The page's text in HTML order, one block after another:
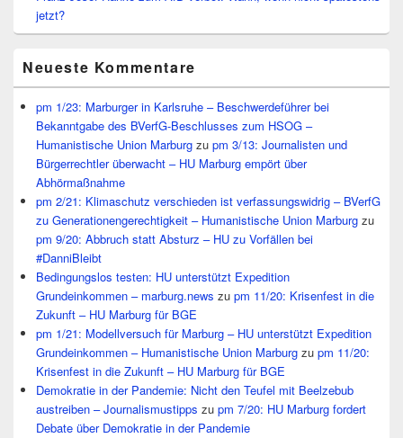
jetzt?
Neueste Kommentare
pm 1/23: Marburger in Karlsruhe – Beschwerdeführer bei
Bekanntgabe des BVerfG-Beschlusses zum HSOG –
Humanistische Union Marburg zu pm 3/13: Journalisten und
Bürgerrechtler überwacht – HU Marburg empört über
Abhörmaßnahme
pm 2/21: Klimaschutz verschieden ist verfassungswidrig – BVerfG
zu Generationengerechtigkeit – Humanistische Union Marburg zu
pm 9/20: Abbruch statt Absturz – HU zu Vorfällen bei
#DanniBleibt
Bedingungslos testen: HU unterstützt Expedition
Grundeinkommen – marburg.news zu pm 11/20: Krisenfest in die
Zukunft – HU Marburg für BGE
pm 1/21: Modellversuch für Marburg – HU unterstützt Expedition
Grundeinkommen – Humanistische Union Marburg zu pm 11/20:
Krisenfest in die Zukunft – HU Marburg für BGE
Demokratie in der Pandemie: Nicht den Teufel mit Beelzebub
austreiben – Journalismustipps zu pm 7/20: HU Marburg fordert
Debate über Demokratie in der Pandemie